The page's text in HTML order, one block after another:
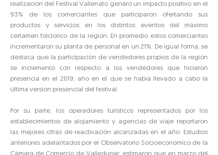
realización del Festival Vallenato generó un impacto positivo en el
93% de los comerciantes que participaron ofertando sus
productos y servicios en los distintos eventos del máximo
certamen folclórico de la región. En promedio estos comerciantes
incrementaron su planta de personal en un 21%. De igual forma, se
destaca que la participación de vendedores propios de la región
se incrementó con respecto a los vendedores que hicieron
presencia en el 2019; año en el que se había llevado a cabo la
última versión presencial del festival.
Por su parte, los operadores turísticos representados por los
establecimientos de alojamiento y agencias de viaje reportaron
las mejores cifras de reactivación alcanzadas en el año. Estudios
anteriores adelantados por el Observatorio Socioeconómico de la
Cámara de Comercio de Valledupar, estimaron que en marzo del